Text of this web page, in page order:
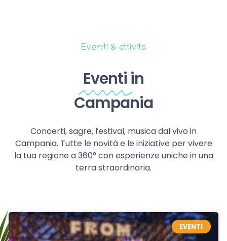
Eventi & attività
Eventi in
Campania
Concerti, sagre, festival, musica dal vivo in
Campania. Tutte le novità e le iniziative per vivere
la tua regione a 360° con esperienze uniche in una
terra straordinaria.
EVENTI